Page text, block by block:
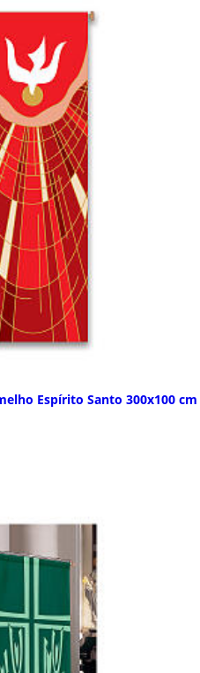
Espírito Santo 300x100 cm